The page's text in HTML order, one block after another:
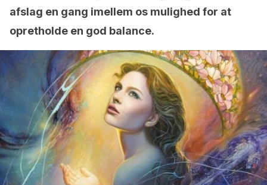
afslag en gang imellem os mulighed for at
opretholde en god balance.